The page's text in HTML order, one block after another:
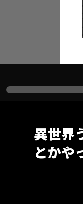
異世界
とかや